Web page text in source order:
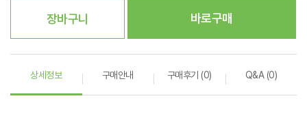
장바구니 바로구매
상세정보 구매안내 구매후기 (0) Q&A (0)